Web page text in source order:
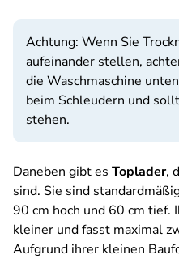
Achtung: Wenn Sie
aufeinander stellen,
die Waschmaschine
beim Schleudern und
stehen.
Daneben gibt es Toplader,
sind. Sie sind
90 cm hoch und 60 cm tief.
kleiner und fasst maximal
Aufgrund ihrer kleinen